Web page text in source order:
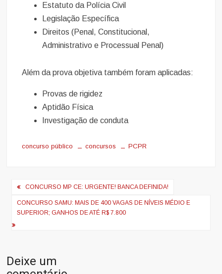
Estatuto da Polícia Civil
Legislação Específica
Direitos (Penal, Constitucional,
Administrativo e Processual Penal)
Além da prova objetiva também foram aplicadas:
Provas de rigidez
Aptidão Física
Investigação de conduta
concurso público concursos PCPR
Navegação
de
Post
CONCURSO MP CE: URGENTE! BANCA DEFINIDA!
CONCURSO SAMU: MAIS DE 400 VAGAS DE NÍVEIS MÉDIO E
SUPERIOR; GANHOS DE ATÉ R$ 7.800
Deixe um